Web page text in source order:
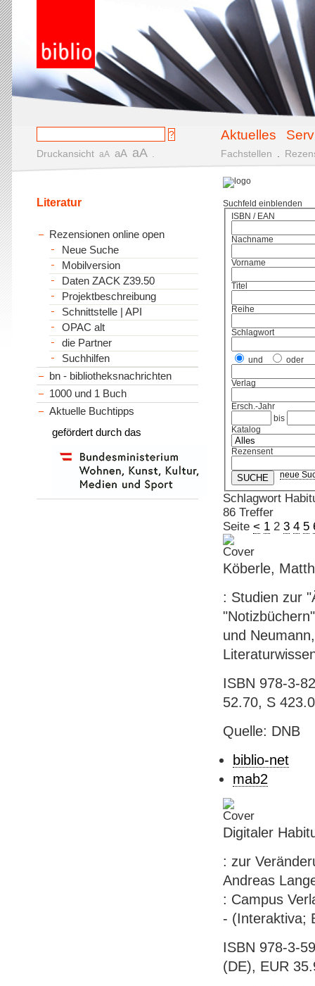
Aktuelles
Druckansicht aA aA aA Fachstellen
Suchfeld einblenden
ISBN / EAN
Nachname
Vorname
Titel
Reihe
Schlagwort
und oder
Verlag
Ersch.-Jahr
bis
Katalog
Rezensent
neue
Schlagwort
86 Treffer
Seite < 1 2 3 4 5
Köberle,
: Studien zur
und
ISBN 978-3-
52.70, S
Quelle: DNB
biblio-net
mab2
Digitaler
: zur
Andreas
: Campus
- (Interaktiva;
ISBN 978-3-
(DE), EUR
Literatur
Rezensionen online open
Neue Suche
Mobilversion
Daten ZACK Z39.50
Projektbeschreibung
Schnittstelle | API
OPAC alt
die Partner
Suchhilfen
bn - bibliotheksnachrichten
1000 und 1 Buch
Aktuelle Buchtipps
gefördert durch das